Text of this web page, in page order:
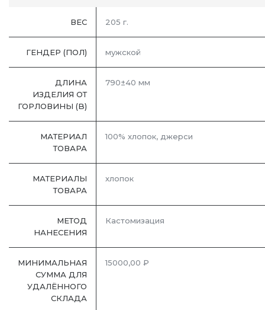
ВЕС 205 г.
ГЕНДЕР (ПОЛ) мужской
ДЛИНА
ИЗДЕЛИЯ ОТ
ГОРЛОВИНЫ (B)
790±40 мм
МАТЕРИАЛ
ТОВАРА
100% хлопок, джерси
МАТЕРИАЛЫ
ТОВАРА
хлопок
МЕТОД
НАНЕСЕНИЯ
Кастомизация
МИНИМАЛЬНАЯ
СУММА ДЛЯ
УДАЛЁННОГО
СКЛАДА
15000,00 ₽